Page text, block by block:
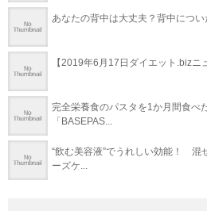
あなたの背中は大丈夫？背中につい
【2019年6月17日ダイエット.bizニ
完全栄養食のパスタを1か月間食べ
「BASEPAS...
“飲む美容液”でうれしい効能！ 混
ーズケ...